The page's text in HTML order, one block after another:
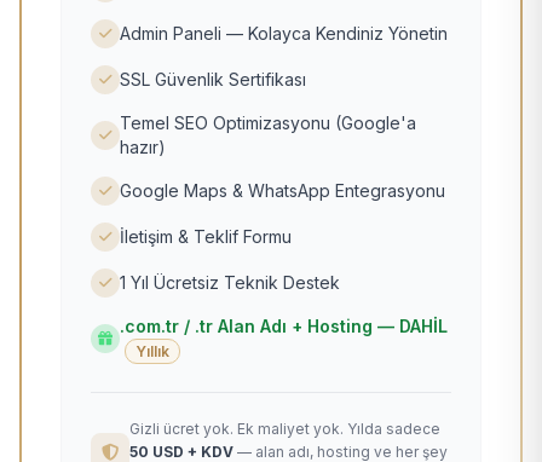
Admin Paneli — Kolayca Kendiniz Yönetin
SSL Güvenlik Sertifikası
Temel SEO Optimizasyonu (Google'a
hazır)
Google Maps & WhatsApp Entegrasyonu
İletişim & Teklif Formu
1 Yıl Ücretsiz Teknik Destek
.com.tr / .tr Alan Adı + Hosting — DAHİL
Yıllık
Gizli ücret yok. Ek maliyet yok. Yılda sadece
50 USD + KDV — alan adı, hosting ve her şey